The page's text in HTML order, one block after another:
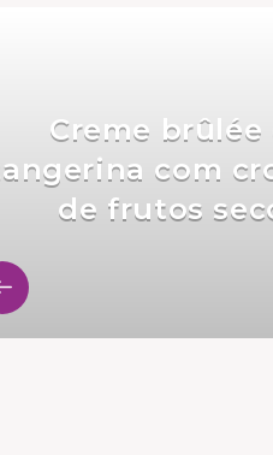
Creme brûlée
com
de frutos